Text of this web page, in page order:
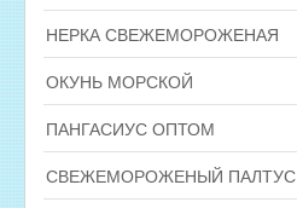
НЕРКА СВЕЖЕМОРОЖЕНАЯ
ОКУНЬ МОРСКОЙ
ПАНГАСИУС ОПТОМ
СВЕЖЕМОРОЖЕНЫЙ ПАЛТУС